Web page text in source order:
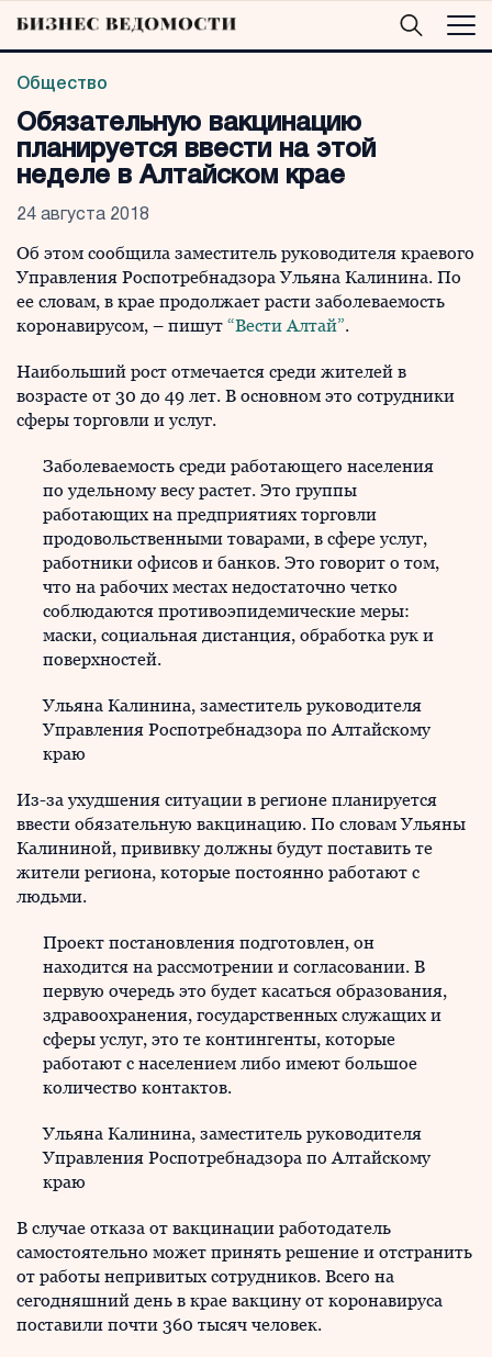
Общество
Обязательную вакцинацию
планируется ввести на этой
неделе в Алтайском крае
24 августа 2018
Об этом сообщила заместитель руководителя краевого
Управления Роспотребнадзора Ульяна Калинина. По
ее словам, в крае продолжает расти заболеваемость
коронавирусом, – пишут “Вести Алтай”.
Наибольший рост отмечается среди жителей в
возрасте от 30 до 49 лет. В основном это сотрудники
сферы торговли и услуг.
Заболеваемость среди работающего населения
по удельному весу растет. Это группы
работающих на предприятиях торговли
продовольственными товарами, в сфере услуг,
работники офисов и банков. Это говорит о том,
что на рабочих местах недостаточно четко
соблюдаются противоэпидемические меры:
маски, социальная дистанция, обработка рук и
поверхностей.
Ульяна Калинина, заместитель руководителя
Управления Роспотребнадзора по Алтайскому
краю
Из-за ухудшения ситуации в регионе планируется
ввести обязательную вакцинацию. По словам Ульяны
Калининой, прививку должны будут поставить те
жители региона, которые постоянно работают с
людьми.
Проект постановления подготовлен, он
находится на рассмотрении и согласовании. В
первую очередь это будет касаться образования,
здравоохранения, государственных служащих и
сферы услуг, это те контингенты, которые
работают с населением либо имеют большое
количество контактов.
Ульяна Калинина, заместитель руководителя
Управления Роспотребнадзора по Алтайскому
краю
В случае отказа от вакцинации работодатель
самостоятельно может принять решение и отстранить
от работы непривитых сотрудников. Всего на
сегодняшний день в крае вакцину от коронавируса
поставили почти 360 тысяч человек.